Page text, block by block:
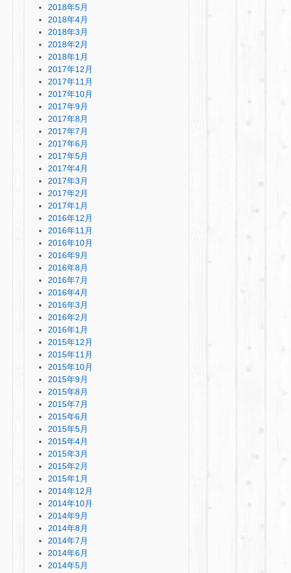
2018年5月
2018年4月
2018年3月
2018年2月
2018年1月
2017年12月
2017年11月
2017年10月
2017年9月
2017年8月
2017年7月
2017年6月
2017年5月
2017年4月
2017年3月
2017年2月
2017年1月
2016年12月
2016年11月
2016年10月
2016年9月
2016年8月
2016年7月
2016年4月
2016年3月
2016年2月
2016年1月
2015年12月
2015年11月
2015年10月
2015年9月
2015年8月
2015年7月
2015年6月
2015年5月
2015年4月
2015年3月
2015年2月
2015年1月
2014年12月
2014年10月
2014年9月
2014年8月
2014年7月
2014年6月
2014年5月